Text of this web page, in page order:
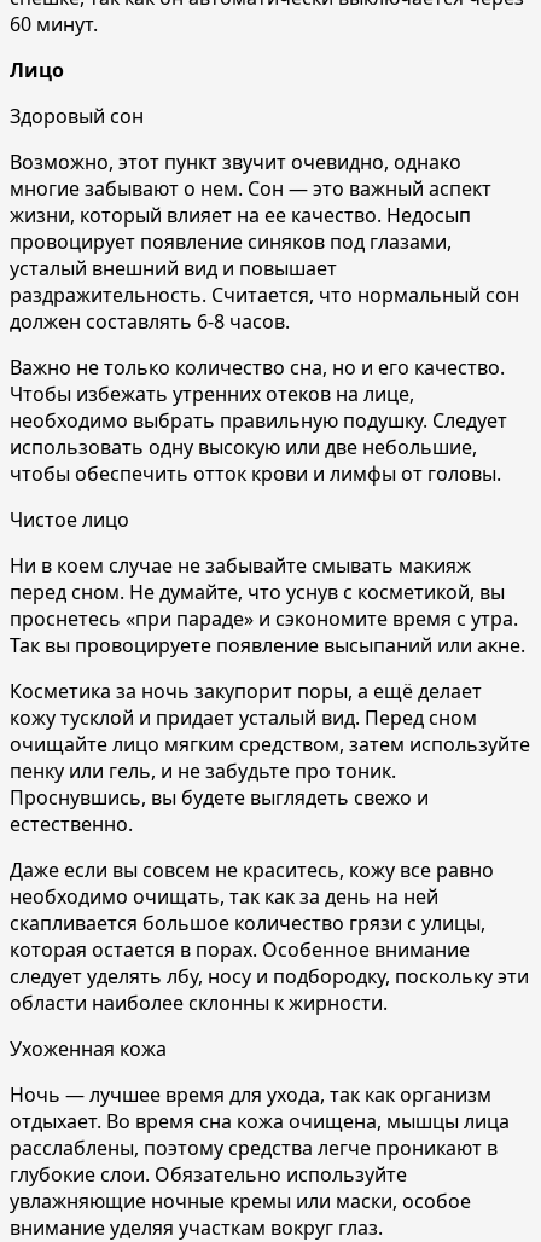
60 минут.
Лицо
Здоровый сон
Возможно, этот пункт звучит очевидно, однако
многие забывают о нем. Сон — это важный аспект
жизни, который влияет на ее качество. Недосып
провоцирует появление синяков под глазами,
усталый внешний вид и повышает
раздражительность. Считается, что нормальный сон
должен составлять 6-8 часов.
Важно не только количество сна, но и его качество.
Чтобы избежать утренних отеков на лице,
необходимо выбрать правильную подушку. Следует
использовать одну высокую или две небольшие,
чтобы обеспечить отток крови и лимфы от головы.
Чистое лицо
Ни в коем случае не забывайте смывать макияж
перед сном. Не думайте, что уснув с косметикой, вы
проснетесь «при параде» и сэкономите время с утра.
Так вы провоцируете появление высыпаний или акне.
Косметика за ночь закупорит поры, а ещё делает
кожу тусклой и придает усталый вид. Перед сном
очищайте лицо мягким средством, затем используйте
пенку или гель, и не забудьте про тоник.
Проснувшись, вы будете выглядеть свежо и
естественно.
Даже если вы совсем не краситесь, кожу все равно
необходимо очищать, так как за день на ней
скапливается большое количество грязи с улицы,
которая остается в порах. Особенное внимание
следует уделять лбу, носу и подбородку, поскольку эти
области наиболее склонны к жирности.
Ухоженная кожа
Ночь — лучшее время для ухода, так как организм
отдыхает. Во время сна кожа очищена, мышцы лица
расслаблены, поэтому средства легче проникают в
глубокие слои. Обязательно используйте
увлажняющие ночные кремы или маски, особое
внимание уделяя участкам вокруг глаз.